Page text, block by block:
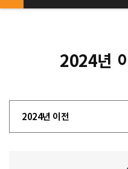
2024년
2024년 이전